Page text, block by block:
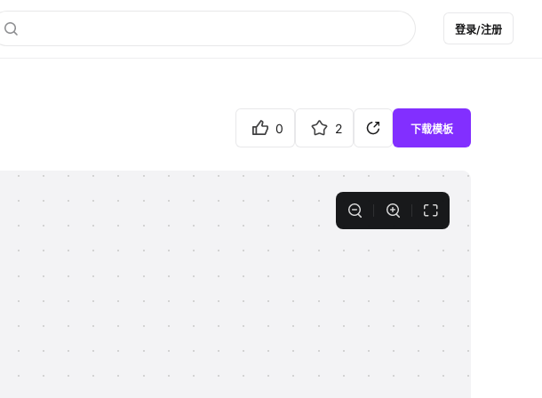
登录/注册
0 2 下载模板